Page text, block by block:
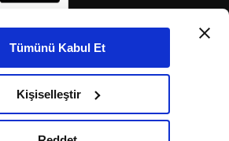
Tümünü Kabul Et
Kişiselleştir